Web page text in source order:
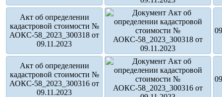
Акт об определении
кадастровой стоимости №
АОКС-58_2023_300318 от
09.11.2023
Акт об определении
кадастровой стоимости №
АОКС-58_2023_300316 от
09.11.2023